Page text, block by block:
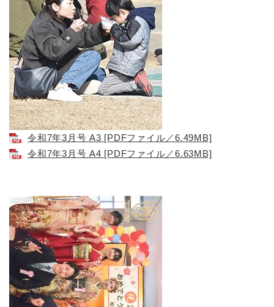
令和7年3月号 A3 [PDFファイル／6.49MB]
令和7年3月号 A4 [PDFファイル／6.63MB]